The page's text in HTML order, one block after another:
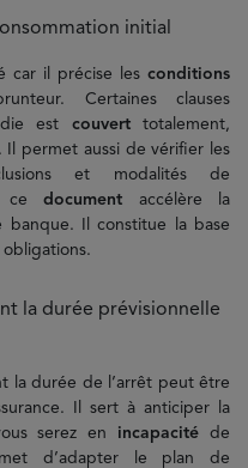
initial
car il précise les conditions
Certaines clauses
est couvert totalement,
permet aussi de vérifier les
et modalités de
cedocument accélère la
Il constitue la base
la durée prévisionnelle
la durée de l’arrêt peut être
Il sert à anticiper la
serez en incapacitéde
d’adapter le plan de